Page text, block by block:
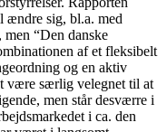
ændre sig, bl.a. med
“Den danske
af et fleksibelt
og en aktiv
være særlig velegnet til at
men står desværre i
i ca. den